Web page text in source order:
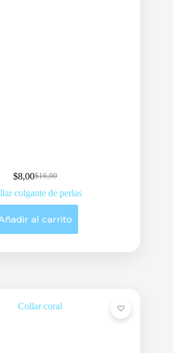
$16,00
Original
price
$8,00Current
price
colgante de perlas
al carrito